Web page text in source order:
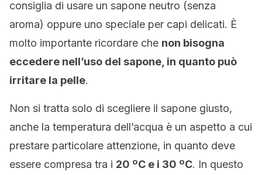
consiglia di usare un sapone neutro (senza
aroma) oppure uno speciale per capi delicati. È
molto importante ricordare che non bisogna
eccedere nell’uso del sapone, in quanto può
irritare la pelle.
Non si tratta solo di scegliere il sapone giusto,
anche la temperatura dell’acqua è un aspetto a cui
prestare particolare attenzione, in quanto deve
essere compresa tra i 20 ºC e i 30 ºC. In questo